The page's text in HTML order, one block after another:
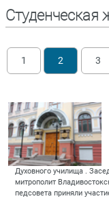
Студенческая
1 2 3
Духовного училища .
митрополит
педсовета приняли